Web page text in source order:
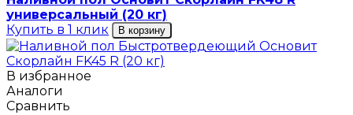
универсальный (20 кг)
Купить в 1 клик
В корзину
В избранное
Аналоги
Сравнить